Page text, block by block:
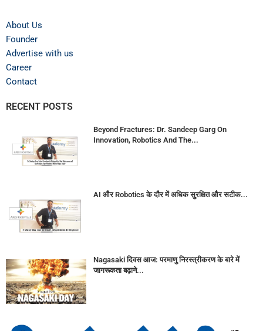
About Us
Founder
Advertise with us
Career
Contact
RECENT POSTS
Beyond Fractures: Dr. Sandeep Garg On
Innovation, Robotics And The...
AI और Robotics के दौर में अधिक सुरक्षित और सटीक...
Nagasaki दिवस आज: परमाणु निरस्त्रीकरण के बारे में
जागरूकता बढ़ाने...